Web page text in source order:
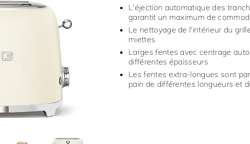
L'éjection automatique des
garantit un maximum de
Le nettoyage de l'intérieur du
miettes
Larges fentes avec centrage
différentes épaisseurs
Les fentes extra-longues sont
pain de différentes longueurs et